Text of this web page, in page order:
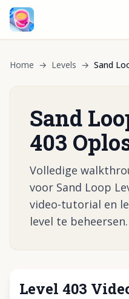
Home → Levels → Sand
Sand
403
Volledige
voor Sand Loop
video-tutorial en
level te beheersen.
Level 403Klik om